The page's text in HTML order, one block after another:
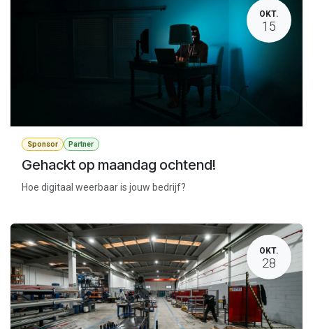
OKT.
15
Sponsor Partner
Gehackt op maandag ochtend!
Hoe digitaal weerbaar is jouw bedrijf?
OKT.
28